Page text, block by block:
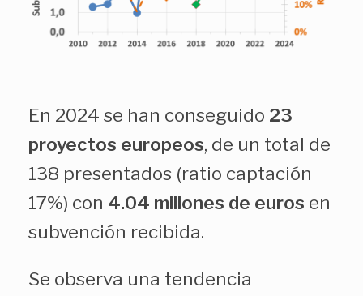
En 2024 se han conseguido 23
proyectos europeos, de un total de
138 presentados (ratio captación
17%) con 4.04 millones de euros en
subvención recibida.
Se observa una tendencia